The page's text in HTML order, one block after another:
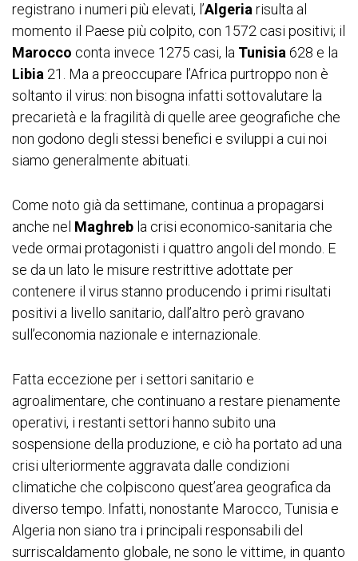
registrano i numeri più elevati, l’Algeriarisulta al
momento il Paese più colpito, con 1572 casi positivi; il
Marocco conta invece 1275 casi, la Tunisia628 e la
Libia 21. Ma a preoccupare l’Africa purtroppo non è
soltanto il virus: non bisogna infatti sottovalutare la
precarietà e la fragilità di quelle aree geografiche che
non godono degli stessi benefici e sviluppi a cui noi
siamo generalmente abituati.
Come noto già da settimane, continua a propagarsi
anche nel Maghreb la crisi economico-sanitaria che
vede ormai protagonisti i quattro angoli del mondo. E
se da un lato le misure restrittive adottate per
contenere il virus stanno producendo i primi risultati
positivi a livello sanitario, dall’altro però gravano
sull’economia nazionale e internazionale.
Fatta eccezione per i settori sanitario e
agroalimentare, che continuano a restare pienamente
operativi, i restanti settori hanno subito una
sospensione della produzione, e ciò ha portato ad una
crisi ulteriormente aggravata dalle condizioni
climatiche che colpiscono quest’area geografica da
diverso tempo. Infatti, nonostante Marocco, Tunisia e
Algeria non siano tra i principali responsabili del
surriscaldamento globale, ne sono le vittime, in quanto